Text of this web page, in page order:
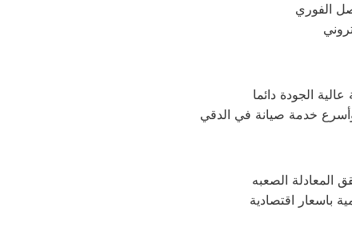
الفوري
الجودة دائما
خدمة صيانة في الدقي
المعادلة الصعبه
باسعار اقتصادية